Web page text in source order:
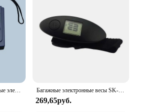
1 шт., многофункциональные электронные мини-весы с крючком, 40 кг/10 г Багажные электронные весы SK-101, до 40 кг, точность до 100 г
269,65руб.